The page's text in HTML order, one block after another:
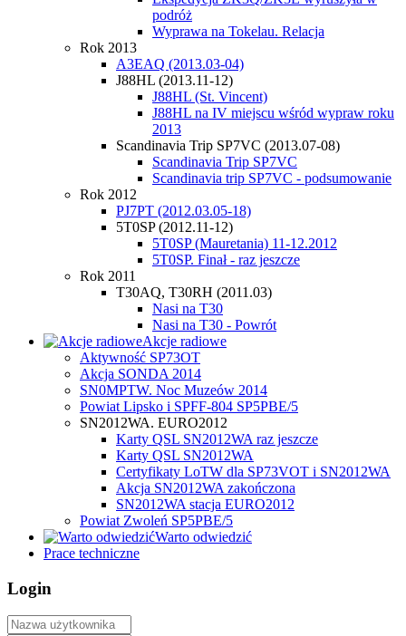
podróż
Wyprawa na Tokelau. Relacja
Rok 2013
A3EAQ (2013.03-04)
J88HL (2013.11-12)
J88HL (St. Vincent)
J88HL na IV miejscu wśród wypraw roku
2013
Scandinavia Trip SP7VC (2013.07-08)
Scandinavia Trip SP7VC
Scandinavia trip SP7VC - podsumowanie
Rok 2012
PJ7PT (2012.03.05-18)
5T0SP (2012.11-12)
5T0SP (Mauretania) 11-12.2012
5T0SP. Finał - raz jeszcze
Rok 2011
T30AQ, T30RH (2011.03)
Nasi na T30
Nasi na T30 - Powrót
Akcje radiowe
Aktywność SP73OT
Akcja SONDA 2014
SN0MPTW. Noc Muzeów 2014
Powiat Lipsko i SPFF-804 SP5PBE/5
SN2012WA. EURO2012
Karty QSL SN2012WA raz jeszcze
Karty QSL SN2012WA
Certyfikaty LoTW dla SP73VOT i SN2012WA
Akcja SN2012WA zakończona
SN2012WA stacja EURO2012
Powiat Zwoleń SP5PBE/5
Warto odwiedzić
Prace techniczne
Login